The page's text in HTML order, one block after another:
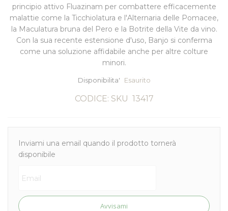
principio attivo Fluazinam per combattere efficacemente
malattie come la Ticchiolatura e l'Alternaria delle Pomacee,
la Maculatura bruna del Pero e la Botrite della Vite da vino.
Con la sua recente estensione d'uso, Banjo si conferma
come una soluzione affidabile anche per altre colture
minori.
Disponibilita' Esaurito
CODICE: SKU 13417
Inviami una email quando il prodotto tornerà
disponibile
Avvisami